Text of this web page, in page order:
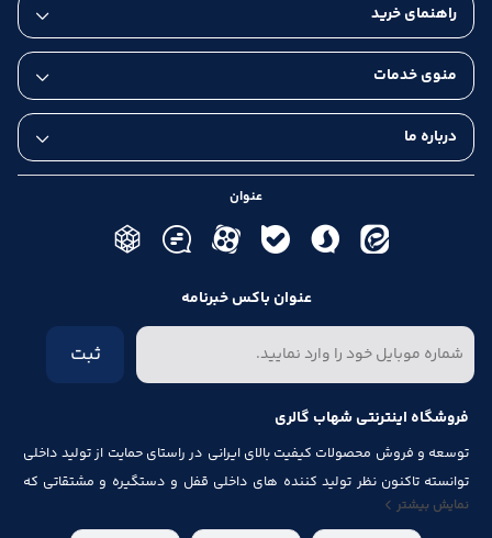
عودت کالا تا هفت روز
پشتیبانی رایگان و تخصصی
راهنمای خرید
منوی خدمات
درباره ما
عنوان
عنوان باکس خبرنامه
ثبت
فروشگاه اینترنتی شهاب گالری
توسعه و فروش محصولات کیفیت بالای ایرانی در راستای حمایت از تولید داخلی
توانسته تاکنون نظر تولید کننده های داخلی قفل و دستگیره و مشتقاتی که
مرتبط با درب و پنجره باشد از قبیل شماره پلاک، جک آرام بند ، فنر های در ، لولا ،
نمایش بیشتر